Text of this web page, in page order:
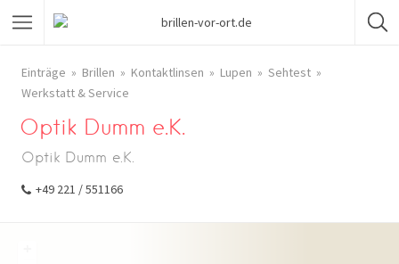
Einträge Brillen Kontaktlinsen Lupen
Sehtest
Werkstatt & Service
Optik Dumm e.K.
Optik Dumm e.K.
+49 221 / 551166